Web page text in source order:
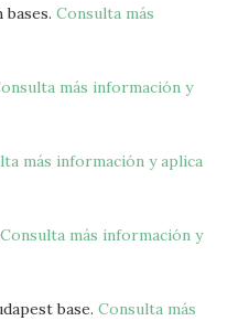
Consulta más
más información y
más información y aplica
Consulta más información y
base. Consulta más